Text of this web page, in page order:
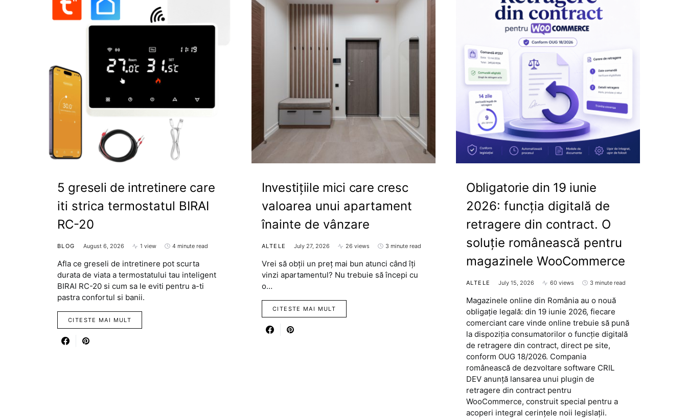
5 greseli de intretinere care
iti strica termostatul BIRAI
RC-20
BLOG August 6, 2026 1 view 4 minute read
Afla ce greseli de intretinere pot scurta
durata de viata a termostatului tau inteligent
BIRAI RC-20 si cum sa le eviti pentru a-ti
pastra confortul si banii.
CITESTE MAI MULT
Investițiile mici care cresc
valoarea unui apartament
înainte de vânzare
ALTELE July 27, 2026 26 views 3 minute read
Vrei să obții un preț mai bun atunci când îți
vinzi apartamentul? Nu trebuie să începi cu
o…
CITESTE MAI MULT
Obligatorie din 19 iunie
2026: funcția digitală de
retragere din contract. O
soluție românească pentru
magazinele WooCommerce
ALTELE July 15, 2026 60 views 3 minute read
Magazinele online din România au o nouă
obligație legală: din 19 iunie 2026, fiecare
comerciant care vinde online trebuie să pună
la dispoziția consumatorilor o funcție digitală
de retragere din contract, direct pe site,
conform OUG 18/2026. Compania
românească de dezvoltare software CRIL
DEV anunță lansarea unui plugin de
retragere din contract pentru
WooCommerce, construit special pentru a
acoperi integral cerințele noii legislații.